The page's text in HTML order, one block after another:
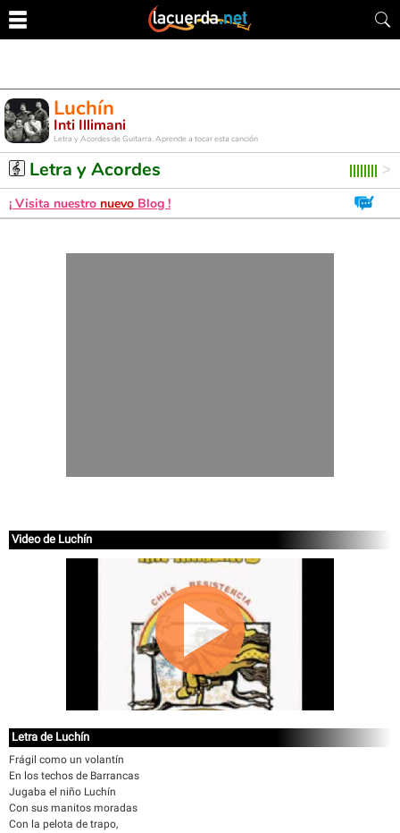
Luchín
Inti Illimani
Letra y Acordes de Guitarra. Aprende a tocar esta canción
Letra y Acordes
¡ Visita nuestro nuevo Blog !
Video de Luchín
Letra de Luchín
Frágil como un volantín
En los techos de Barrancas
Jugaba el niño Luchín
Con sus manitos moradas
Con la pelota de trapo,